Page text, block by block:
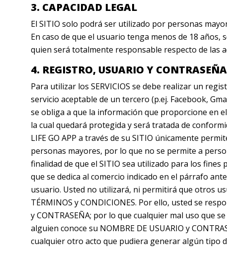
3. CAPACIDAD LEGAL
El SITIO solo podrá ser utilizado por personas
En caso de que el usuario tenga menos de 18
quien será totalmente responsable respecto de las
4. REGISTRO, USUARIO Y CONTRASEÑA
Para utilizar los SERVICIOS se debe realizar un
servicio aceptable de un tercero (p.ej. Facebook,
se obliga a que la información que proporcione en el
la cual quedará protegida y será tratada de
LIFE GO APP a través de su SITIO únicamente
personas mayores, por lo que no se permite a
finalidad de que el SITIO sea utilizado para los fines
que se dedica al comercio indicado en el párrafo
usuario. Usted no utilizará, ni permitirá que otros
TÉRMINOS y CONDICIONES. Por ello, usted se
y CONTRASEÑA; por lo que cualquier mal uso que
alguien conoce su NOMBRE DE USUARIO y
cualquier otro acto que pudiera generar algún tipo